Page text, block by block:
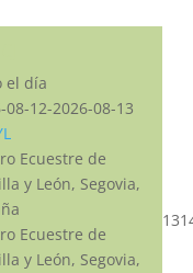
el día
08-12-2026-08-13
Ecuestre de
y León, Segovia,
Ecuestre de
y León, Segovia,
13